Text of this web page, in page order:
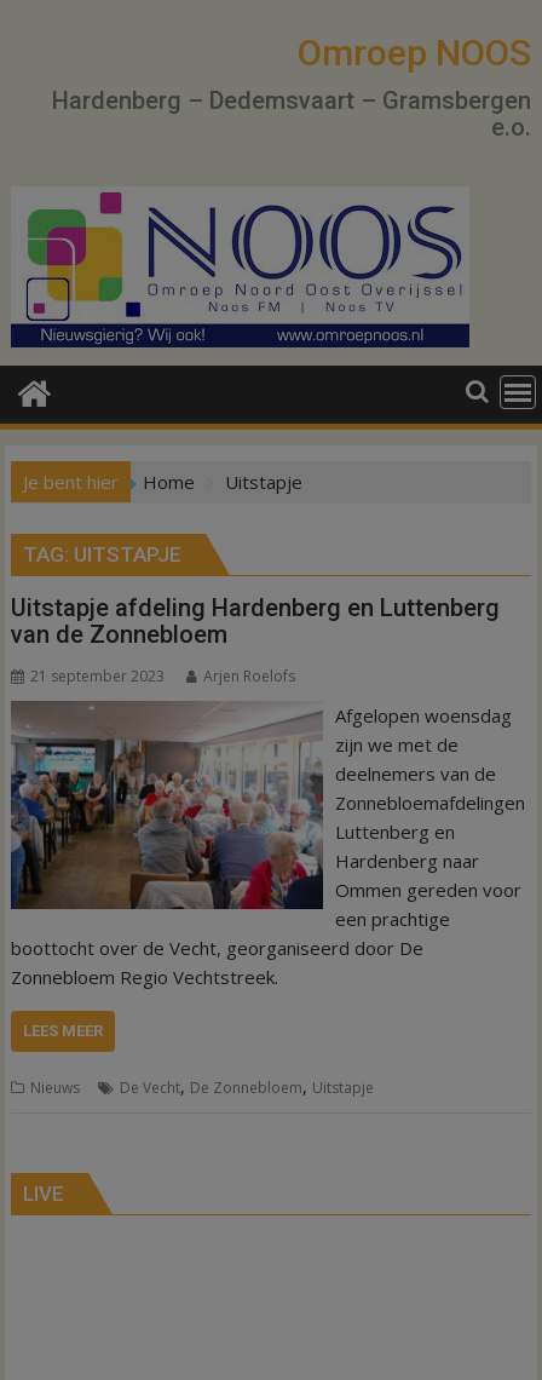
Omroep NOOS
Hardenberg – Dedemsvaart – Gramsbergen
e.o.
Je bent hier Home Uitstapje
TAG: UITSTAPJE
Uitstapje afdeling Hardenberg en Luttenberg
van de Zonnebloem
21 september 2023 Arjen Roelofs
Afgelopen woensdag
zijn we met de
deelnemers van de
Zonnebloemafdelingen
Luttenberg en
Hardenberg naar
Ommen gereden voor
een prachtige
boottocht over de Vecht, georganiseerd door De
Zonnebloem Regio Vechtstreek.
LEES MEER
Nieuws De Vecht, De Zonnebloem, Uitstapje
LIVE